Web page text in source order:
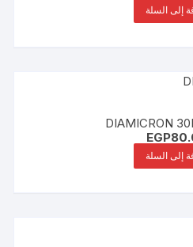
إلى السلة
DIAMICRON
EGP
إلى السلة